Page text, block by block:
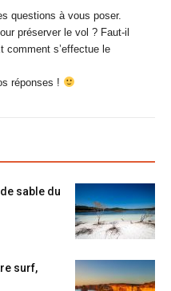
questions à vous poser.
préserver le vol ? Faut-il
comment s’effectue le
réponses !
sable du
surf,